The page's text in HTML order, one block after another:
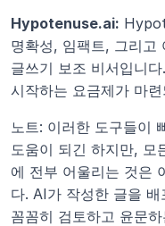
Hypotenuse.ai:
명확성, 임팩트, 그리고
글쓰기 보조 비서입니
시작하는 요금제가 마
노트: 이러한 도구들이
도움이 되긴 하지만, 모
에 전부 어울리는 것은
다. AI가 작성한 글을
꼼꼼히 검토하고 윤문